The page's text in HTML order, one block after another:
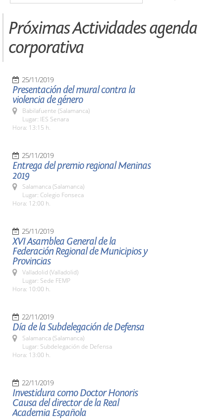
Próximas Actividades agenda
corporativa
25/11/2019
Presentación del mural contra la
violencia de género
Babilafuente (Salamanca)
Lugar: IES Senara
Hora: 13:15 h.
25/11/2019
Entrega del premio regional Meninas
2019
Salamanca (Salamanca)
Lugar: Colegio Fonseca
Hora: 12:00 h.
25/11/2019
XVI Asamblea General de la
Federación Regional de Municipios y
Provincias
Valladolid (Valladolid)
Lugar: Sede FEMP
Hora: 10:00 h.
22/11/2019
Día de la Subdelegación de Defensa
Salamanca (Salamanca)
Lugar: Subdelegación de Defensa
Hora: 13:00 h.
22/11/2019
Investidura como Doctor Honoris
Causa del director de la Real
Academia Española